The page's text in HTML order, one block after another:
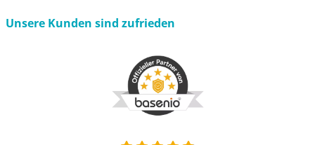
Unsere Kunden sind zufrieden